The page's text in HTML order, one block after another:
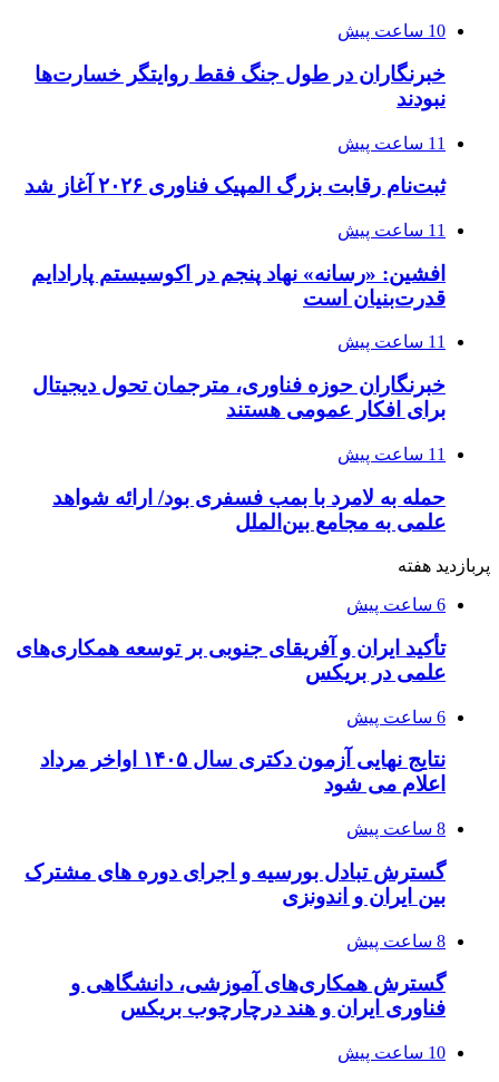
10 ساعت پیش
خبرنگاران در طول جنگ فقط روایتگر خسارت‌ها
نبودند
11 ساعت پیش
ثبت‌نام رقابت بزرگ المپیک فناوری ۲۰۲۶ آغاز شد
11 ساعت پیش
افشین: «رسانه» نهاد پنجم در اکوسیستم پارادایم
قدرت‌بنیان است
11 ساعت پیش
خبرنگاران حوزه فناوری، مترجمان تحول دیجیتال
برای افکار عمومی هستند
11 ساعت پیش
حمله به لامرد با بمب فسفری بود/ ارائه شواهد
علمی به مجامع بین‌الملل
پربازدید هفته
6 ساعت پیش
تأکید ایران و آفریقای جنوبی بر توسعه همکاری‌های
علمی در بریکس
6 ساعت پیش
نتایج نهایی آزمون دکتری سال ۱۴۰۵ اواخر مرداد
اعلام می شود
8 ساعت پیش
گسترش تبادل بورسیه و اجرای دوره های مشترک
بین ایران و اندونزی
8 ساعت پیش
گسترش همکاری‌های آموزشی، دانشگاهی و
فناوری ایران و هند درچارچوب بریکس
10 ساعت پیش